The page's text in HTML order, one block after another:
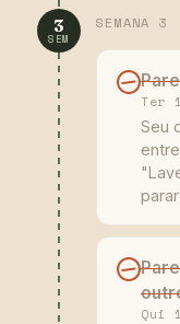
3
SEM
SEMANA 3
Ter
Seu
Qui